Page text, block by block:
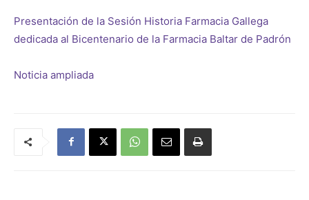
Galicia
Presentación de la Sesión Historia Farmacia Gallega
dedicada al Bicentenario de la Farmacia Baltar de Padrón
Noticia ampliada